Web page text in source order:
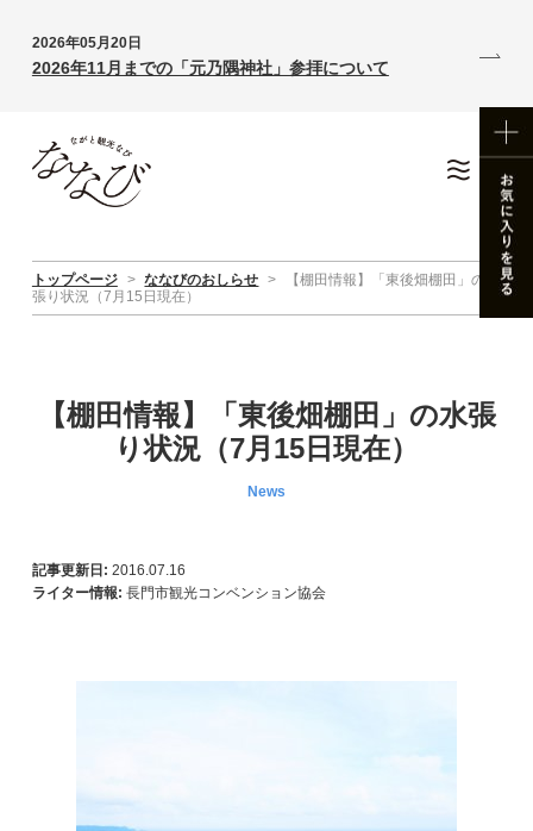
2026年05月20日
2026年11月までの「元乃隅神社」参拝について
トップページ > ななびのおしらせ >
【棚田情報】「東後畑棚田」の水
張り状況（7月15日現在）
【棚田情報】「東後畑棚田」の水張
り状況（7月15日現在）
News
記事更新日: 2016.07.16
ライター情報: 長門市観光コンベンション協会